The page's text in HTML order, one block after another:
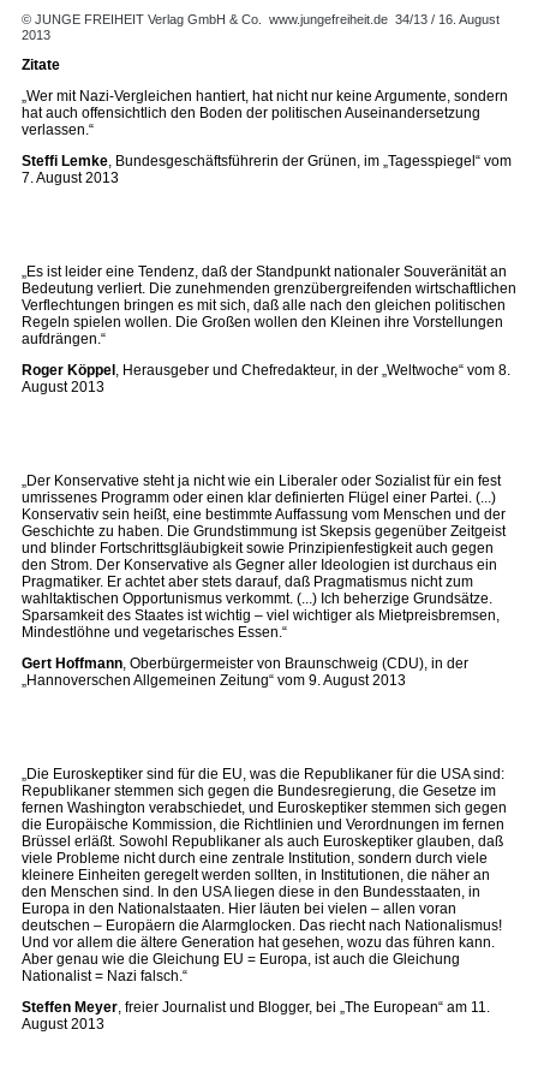
© JUNGE FREIHEIT Verlag GmbH & Co. www.jungefreiheit.de 34/13 / 16. August
2013
Zitate
„Wer mit Nazi-Vergleichen hantiert, hat nicht nur keine Argumente, sondern
hat auch offensichtlich den Boden der politischen Auseinandersetzung
verlassen.“
Steffi Lemke, Bundesgeschäftsführerin der Grünen, im „Tagesspiegel“ vom
7. August 2013
„Es ist leider eine Tendenz, daß der Standpunkt nationaler Souveränität an
Bedeutung verliert. Die zunehmenden grenzübergreifenden wirtschaftlichen
Verflechtungen bringen es mit sich, daß alle nach den gleichen politischen
Regeln spielen wollen. Die Großen ­wollen den Kleinen ihre Vorstellungen
aufdrängen.“
Roger Köppel , Herausgeber und Chefredakteur, in der „Weltwoche“ vom 8.
August 2013
„Der Konservative steht ja nicht wie ein Liberaler oder Sozialist für ein fest
umrissenes Programm oder einen klar definierten Flügel einer Partei. (...)
Konservativ sein heißt, eine bestimmte Auffassung vom Menschen und der
Geschichte zu haben. Die Grundstimmung ist Skepsis gegenüber Zeitgeist
und blinder Fortschrittsgläubigkeit sowie Prinzipienfestigkeit auch gegen
den Strom. Der Konservative als Gegner aller Ideologien ist durchaus ein
Pragmatiker. Er achtet aber stets darauf, daß Pragmatismus nicht zum
wahltaktischen Opportunismus verkommt. (...) Ich beherzige Grundsätze.
Sparsamkeit des Staates ist wichtig – viel wichtiger als Mietpreisbremsen,
Mindestlöhne und vegetarisches Essen.“
Gert Hoffmann, Oberbürgermeister von Braunschweig (CDU), in der
„Hannoverschen Allgemeinen Zeitung“ vom 9. August 2013
„Die Euroskeptiker sind für die EU, was die Republikaner für die USA sind:
Republikaner stemmen sich gegen die Bundesregierung, die Gesetze im
fernen Washington verabschiedet, und Euroskeptiker stemmen sich gegen
die Europäische Kommission, die Richtlinien und Verordnungen im fernen
Brüssel erläßt. Sowohl Republikaner als auch Euroskeptiker glauben, daß
viele Probleme nicht durch eine zentrale Institution, sondern durch viele
kleinere Einheiten geregelt werden sollten, in Institutionen, die näher an
den Menschen sind. In den USA liegen diese in den Bundesstaaten, in
Europa in den Nationalstaaten. Hier läuten bei vielen – allen voran
deutschen – Europäern die Alarmglocken. Das riecht nach Nationalismus!
Und vor allem die ältere Generation hat gesehen, wozu das führen kann.
Aber genau wie die Gleichung EU = Europa, ist auch die Gleichung
Nationalist = Nazi falsch.“
Steffen Meyer, freier Journalist und Blogger, bei „The European“ am 11.
August 2013